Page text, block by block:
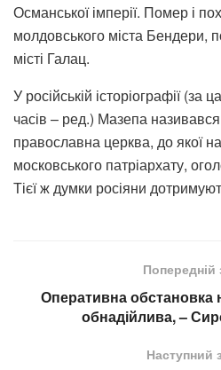
Османської імперії. Помер і
молдовського міста Бендери,
місті Галац.
У російській історіографії (за
часів – ред.) Мазепа
православна церква, до якої
московського патріархату,
Тієї ж думки росіяни
Попередній
Оперативна обстановка
обнадійлива, –
Наступний